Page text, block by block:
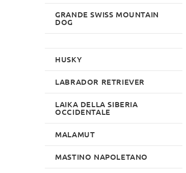
NEW
GRANDE SWISS MOUNTAIN
DOG
HUSKY
LABRADOR RETRIEVER
LAIKA DELLA SIBERIA
OCCIDENTALE
MALAMUT
MASTINO NAPOLETANO